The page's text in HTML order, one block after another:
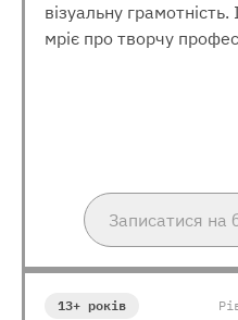
візуальну
мріє про творчу
Записатися на
13+ років